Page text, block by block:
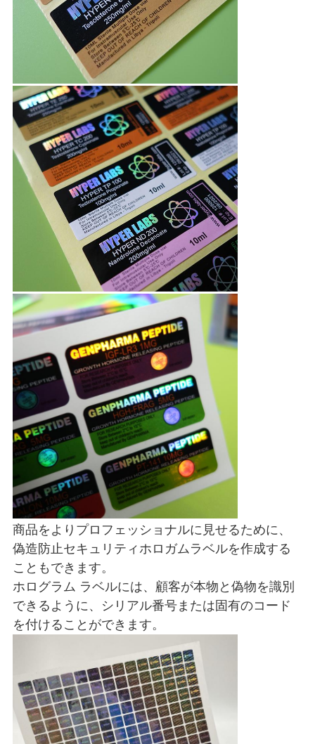
商品をよりプロフェッショナルに見せるために、
偽造防止セキュリティホロガムラベルを作成する
こともできます。
ホログラム ラベルには、顧客が本物と偽物を識別
できるように、シリアル番号または固有のコード
を付けることができます。